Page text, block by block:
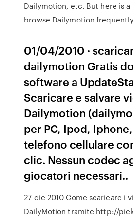
Dailymotion, etc. But here is
browse Dailymotion
01/04/2010 ·
dailymotion Gratis
software a
Scaricare e salvare
Dailymotion
per PC, Ipod, Iphone,
telefono cellulare
clic. Nessun codec
giocatori necessari..
27 dic 2010 Come scaricare i
DailyMotion tramite http://